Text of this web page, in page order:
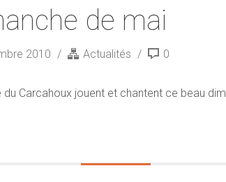
de mai
2010 Actualités 0
du Carcahoux jouent et chantent ce beau